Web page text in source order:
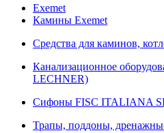
Exemet
Камины Exemet
Средства для каминов,
Канализационное
LECHNER)
Сифоны FISC ITALIANA
Трапы, поддоны,